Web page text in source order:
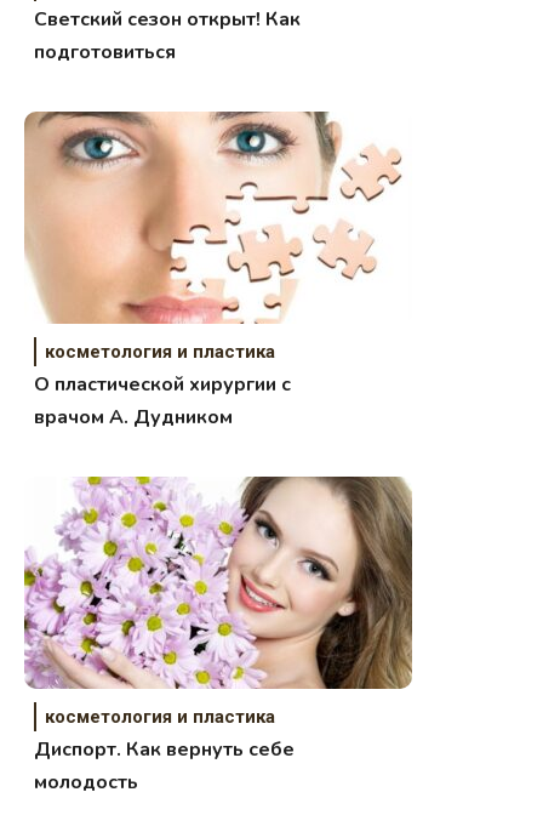
Светский сезон открыт! Как
подготовиться
косметология и пластика
О пластической хирургии с
врачом А. Дудником
косметология и пластика
Диспорт. Как вернуть себе
молодость